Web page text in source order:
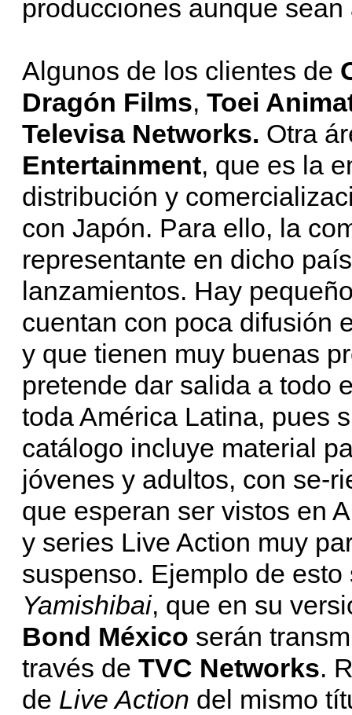
producciones aunque sean
Algunos de los clientes de
Dragón Films, Toei
Televisa Networks. Otra
Entertainment, que es la
distribución y
con Japón. Para ello, la
representante en dicho
lanzamientos. Hay
cuentan con poca difusión
y que tienen muy buenas
pretende dar salida a todo
toda América Latina, pues
catálogo incluye material
jóvenes y adultos, con se-
que esperan ser vistos en
y series Live Action muy
suspenso. Ejemplo de
Yamishibai, que en su
Bond México serán
través de TVC Networks.
de Live Action del mismo